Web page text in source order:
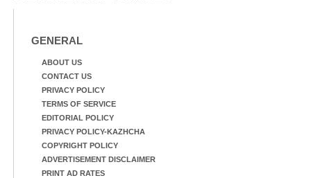
GENERAL
ABOUT US
CONTACT US
PRIVACY POLICY
TERMS OF SERVICE
EDITORIAL POLICY
PRIVACY POLICY-KAZHCHA
COPYRIGHT POLICY
ADVERTISEMENT DISCLAIMER
PRINT AD RATES